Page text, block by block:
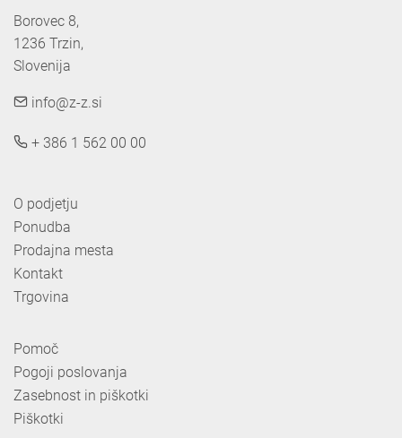
Borovec 8,
1236 Trzin,
Slovenija
info@z-z.si
+ 386 1 562 00 00
O podjetju
Ponudba
Prodajna mesta
Kontakt
Trgovina
Pomoč
Pogoji poslovanja
Zasebnost in piškotki
Piškotki